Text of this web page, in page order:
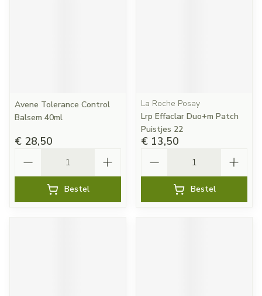
Avene Tolerance Control
Balsem 40ml
€ 28,50
Bestel
La Roche Posay
Lrp Effaclar Duo+m Patch
Puistjes 22
€ 13,50
Bestel